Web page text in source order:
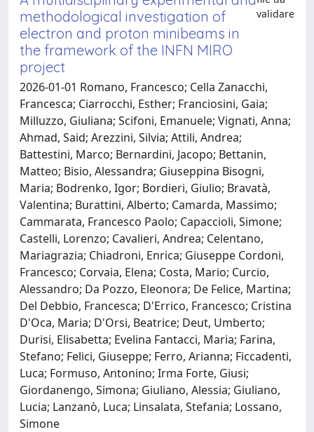
methodological investigation of
electron and proton minibeams in
the framework of the INFN MIRO
project
validare
2026-01-01 Romano, Francesco; Cella Zanacchi,
Francesca; Ciarrocchi, Esther; Franciosini, Gaia;
Milluzzo, Giuliana; Scifoni, Emanuele; Vignati, Anna;
Ahmad, Said; Arezzini, Silvia; Attili, Andrea;
Battestini, Marco; Bernardini, Jacopo; Bettanin,
Matteo; Bisio, Alessandra; Giuseppina Bisogni,
Maria; Bodrenko, Igor; Bordieri, Giulio; Bravatà,
Valentina; Burattini, Alberto; Camarda, Massimo;
Cammarata, Francesco Paolo; Capaccioli, Simone;
Castelli, Lorenzo; Cavalieri, Andrea; Celentano,
Mariagrazia; Chiadroni, Enrica; Giuseppe Cordoni,
Francesco; Corvaia, Elena; Costa, Mario; Curcio,
Alessandro; Da Pozzo, Eleonora; De Felice, Martina;
Del Debbio, Francesca; D'Errico, Francesco; Cristina
D'Oca, Maria; D'Orsi, Beatrice; Deut, Umberto;
Durisi, Elisabetta; Evelina Fantacci, Maria; Farina,
Stefano; Felici, Giuseppe; Ferro, Arianna; Ficcadenti,
Luca; Formuso, Antonino; Irma Forte, Giusi;
Giordanengo, Simona; Giuliano, Alessia; Giuliano,
Lucia; Lanzanò, Luca; Linsalata, Stefania; Lossano,
Simone